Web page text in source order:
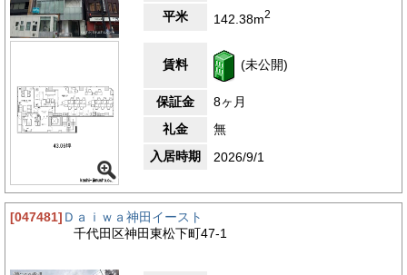
平米
142.38m2
賃料 (未公開)
保証金
8ヶ月
礼金
無
入居時期
2026/9/1
[047481] Ｄａｉｗａ神田イースト
千代田区神田東松下町47-1